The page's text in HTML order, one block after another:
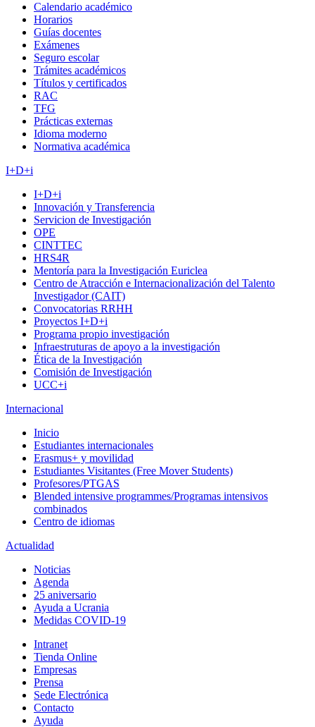
Calendario académico
Horarios
Guías docentes
Exámenes
Seguro escolar
Trámites académicos
Títulos y certificados
RAC
TFG
Prácticas externas
Idioma moderno
Normativa académica
I+D+i
I+D+i
Innovación y Transferencia
Servicion de Investigación
OPE
CINTTEC
HRS4R
Mentoría para la Investigación Euriclea
Centro de Atracción e Internacionalización del Talento
Investigador (CAIT)
Convocatorias RRHH
Proyectos I+D+i
Programa propio investigación
Infraestruturas de apoyo a la investigación
Ética de la Investigación
Comisión de Investigación
UCC+i
Internacional
Inicio
Estudiantes internacionales
Erasmus+ y movilidad
Estudiantes Visitantes (Free Mover Students)
Profesores/PTGAS
Blended intensive programmes/Programas intensivos
combinados
Centro de idiomas
Actualidad
Noticias
Agenda
25 aniversario
Ayuda a Ucrania
Medidas COVID-19
Intranet
Tienda Online
Empresas
Prensa
Sede Electrónica
Contacto
Ayuda